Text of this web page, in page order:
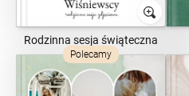
Rodzinna sesja świąteczna
Polecamy